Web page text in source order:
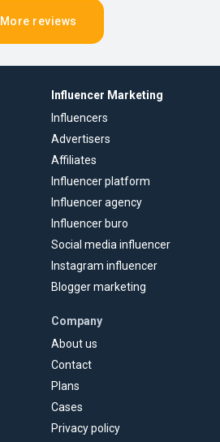
More reviews
Influencer Marketing
Influencers
Advertisers
Affiliates
Influencer platform
Influencer agency
Influencer buro
Social media influencer
Instagram influencer
Blogger marketing
Company
About us
Contact
Plans
Cases
Privacy policy